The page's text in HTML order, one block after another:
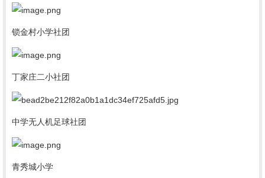
锁金村小学社团
丁家庄二小社团
中学无人机足球社团
青秀城小学